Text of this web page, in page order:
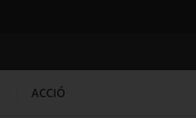
Cercador
ACCIÓ